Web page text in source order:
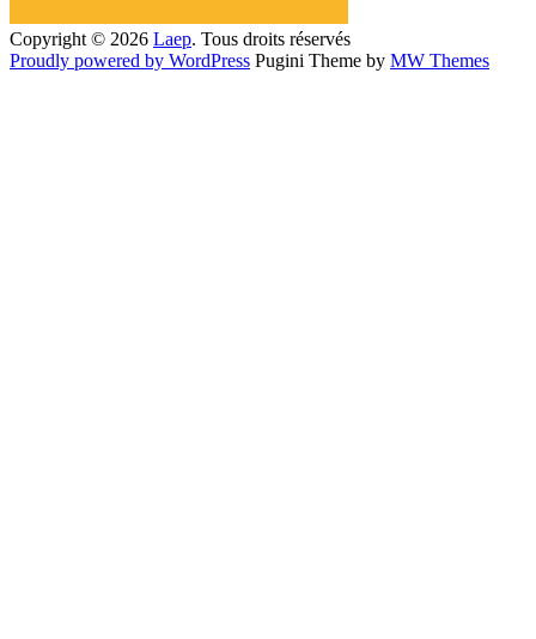
Copyright © 2026 Laep. Tous droits réservés
Proudly powered by WordPress Pugini Theme by MW Themes